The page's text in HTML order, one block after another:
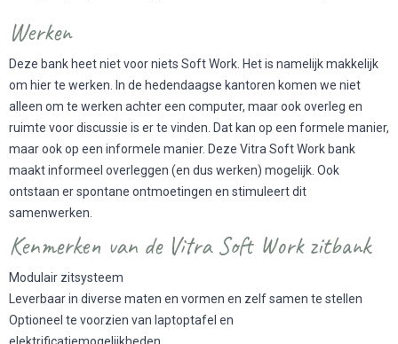
Werken
Deze bank heet niet voor niets Soft Work. Het is namelijk makkelijk
om hier te werken. In de hedendaagse kantoren komen we niet
alleen om te werken achter een computer, maar ook overleg en
ruimte voor discussie is er te vinden. Dat kan op een formele manier,
maar ook op een informele manier. Deze Vitra Soft Work bank
maakt informeel overleggen (en dus werken) mogelijk. Ook
ontstaan er spontane ontmoetingen en stimuleert dit
samenwerken.
Kenmerken van de Vitra Soft Work zitbank
Modulair zitsysteem
Leverbaar in diverse maten en vormen en zelf samen te stellen
Optioneel te voorzien van laptoptafel en